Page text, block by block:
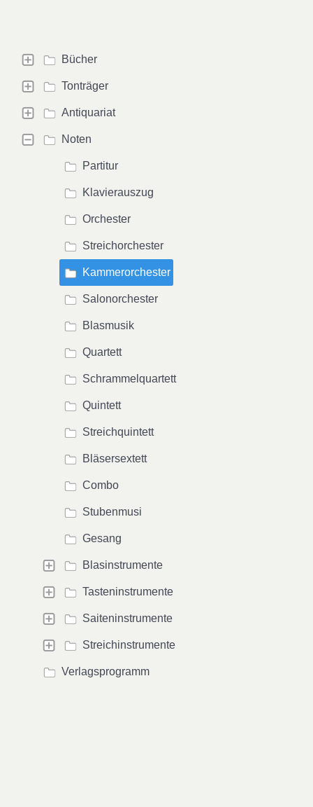
Bücher
Tonträger
Antiquariat
Noten
Partitur
Klavierauszug
Orchester
Streichorchester
Kammerorchester
Salonorchester
Blasmusik
Quartett
Schrammelquartett
Quintett
Streichquintett
Bläsersextett
Combo
Stubenmusi
Gesang
Blasinstrumente
Tasteninstrumente
Saiteninstrumente
Streichinstrumente
Verlagsprogramm